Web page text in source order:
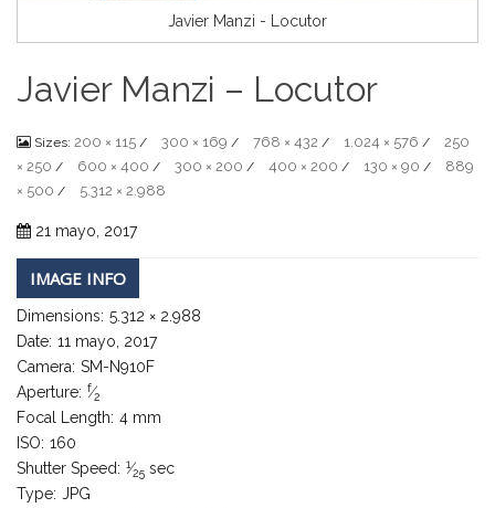
Javier Manzi - Locutor
Javier Manzi – Locutor
Sizes: 200 × 115 / 300 × 169 / 768 × 432 / 1.024 × 576 /
250
× 250 / 600 × 400 / 300 × 200 / 400 × 200 / 130 × 90 /
889
× 500 / 5.312 × 2.988
21 mayo, 2017
IMAGE INFO
Dimensions: 5.312 × 2.988
Date: 11 mayo, 2017
Camera: SM-N910F
Aperture: f⁄2
Focal Length: 4 mm
ISO: 160
Shutter Speed: 1⁄25 sec
Type: JPG